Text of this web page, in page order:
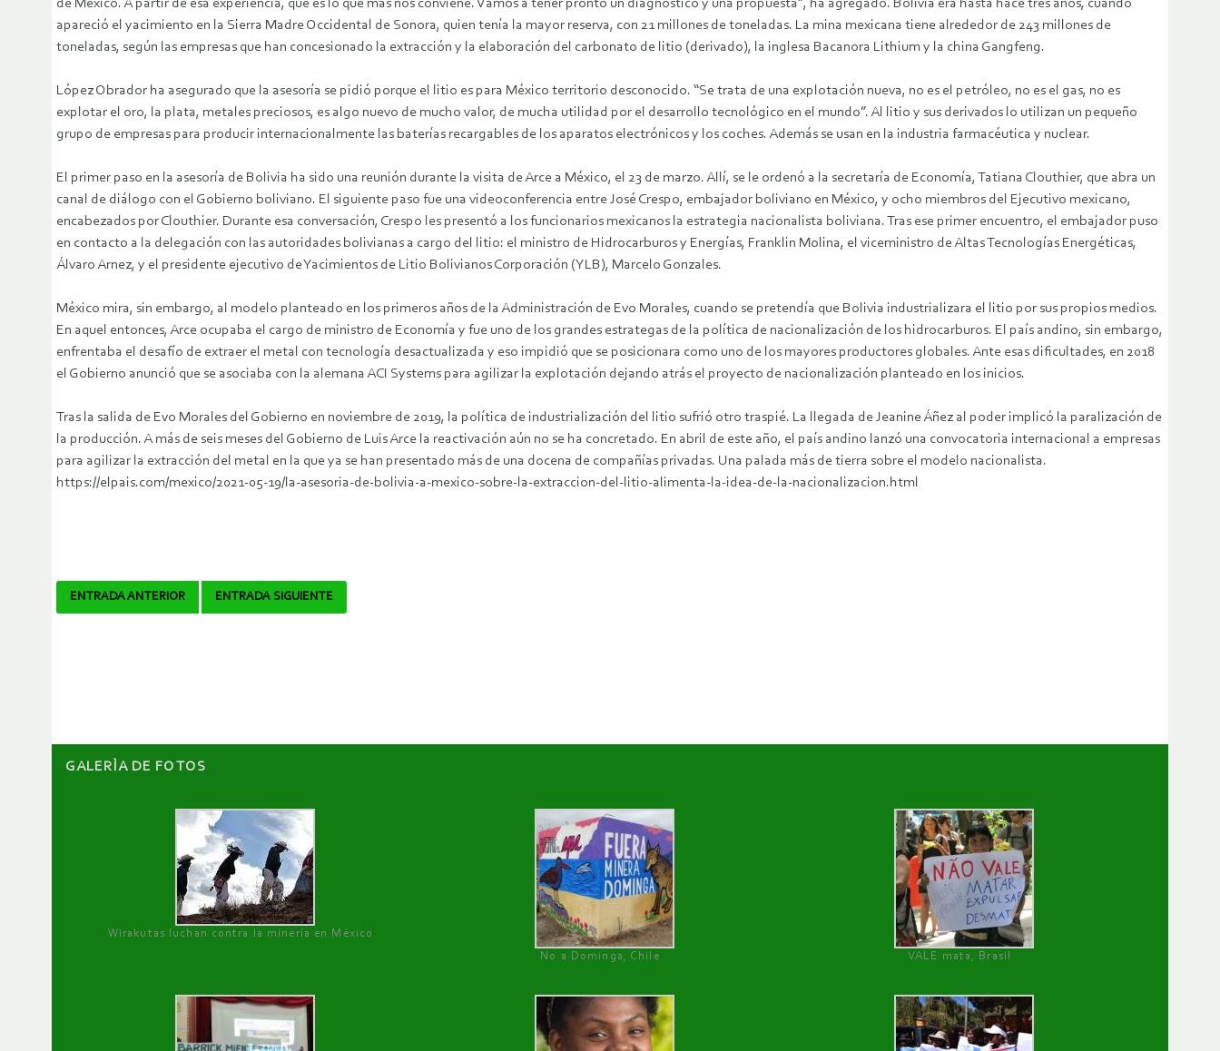
de México. A partir de esa experiencia, qué es lo que más nos conviene. Vamos a tener pronto un diagnóstico y una propuesta”, ha agregado. Bolivia era hasta hace tres años, cuando
apareció el yacimiento en la Sierra Madre Occidental de Sonora, quien tenía la mayor reserva, con 21 millones de toneladas. La mina mexicana tiene alrededor de 243 millones de
toneladas, según las empresas que han concesionado la extracción y la elaboración del carbonato de litio (derivado), la inglesa Bacanora Lithium y la china Gangfeng.
López Obrador ha asegurado que la asesoría se pidió porque el litio es para México territorio desconocido. “Se trata de una explotación nueva, no es el petróleo, no es el gas, no es
explotar el oro, la plata, metales preciosos, es algo nuevo de mucho valor, de mucha utilidad por el desarrollo tecnológico en el mundo”. Al litio y sus derivados lo utilizan un pequeño
grupo de empresas para producir internacionalmente las baterías recargables de los aparatos electrónicos y los coches. Además se usan en la industria farmacéutica y nuclear.
El primer paso en la asesoría de Bolivia ha sido una reunión durante la visita de Arce a México, el 23 de marzo. Allí, se le ordenó a la secretaría de Economía, Tatiana Clouthier, que abra un
canal de diálogo con el Gobierno boliviano. El siguiente paso fue una videoconferencia entre José Crespo, embajador boliviano en México, y ocho miembros del Ejecutivo mexicano,
encabezados por Clouthier. Durante esa conversación, Crespo les presentó a los funcionarios mexicanos la estrategia nacionalista boliviana. Tras ese primer encuentro, el embajador puso
en contacto a la delegación con las autoridades bolivianas a cargo del litio: el ministro de Hidrocarburos y Energías, Franklin Molina, el viceministro de Altas Tecnologías Energéticas,
Álvaro Arnez, y el presidente ejecutivo de Yacimientos de Litio Bolivianos Corporación (YLB), Marcelo Gonzales.
México mira, sin embargo, al modelo planteado en los primeros años de la Administración de Evo Morales, cuando se pretendía que Bolivia industrializara el litio por sus propios medios.
En aquel entonces, Arce ocupaba el cargo de ministro de Economía y fue uno de los grandes estrategas de la política de nacionalización de los hidrocarburos. El país andino, sin embargo,
enfrentaba el desafío de extraer el metal con tecnología desactualizada y eso impidió que se posicionara como uno de los mayores productores globales. Ante esas dificultades, en 2018
el Gobierno anunció que se asociaba con la alemana ACI Systems para agilizar la explotación dejando atrás el proyecto de nacionalización planteado en los inicios.
Tras la salida de Evo Morales del Gobierno en noviembre de 2019, la política de industrialización del litio sufrió otro traspié. La llegada de Jeanine Áñez al poder implicó la paralización de
la producción. A más de seis meses del Gobierno de Luis Arce la reactivación aún no se ha concretado. En abril de este año, el país andino lanzó una convocatoria internacional a empresas
para agilizar la extracción del metal en la que ya se han presentado más de una docena de compañías privadas. Una palada más de tierra sobre el modelo nacionalista.
https://elpais.com/mexico/2021-05-19/la-asesoria-de-bolivia-a-mexico-sobre-la-extraccion-del-litio-alimenta-la-idea-de-la-nacionalizacion.html
Navegador
ENTRADA ANTERIOR ENTRADA SIGUIENTE
GALERÌA DE FOTOS
Wirakutas luchan contra la minería en México
No a Dominga, Chile
VALE mata, Brasil